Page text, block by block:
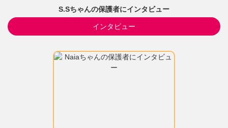
S.Sちゃんの保護者にインタビュー
インタビュー